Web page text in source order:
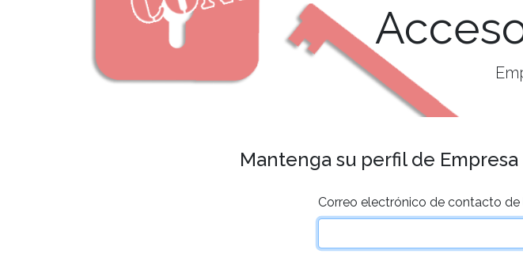
Mantenga su perfil de
Correo electrónico de contacto de